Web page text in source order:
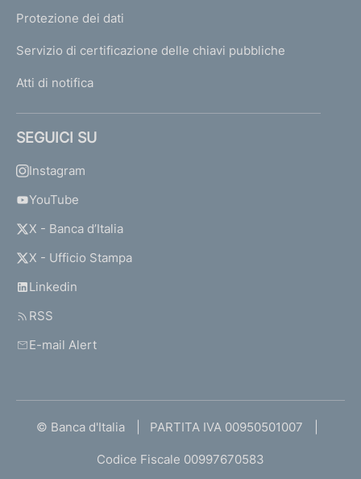
Protezione dei dati
Servizio di certificazione delle chiavi pubbliche
Atti di notifica
SEGUICI SU
Instagram
YouTube
X - Banca d’Italia
X - Ufficio Stampa
Linkedin
RSS
E-mail Alert
© Banca d'Italia PARTITA IVA 00950501007
Codice Fiscale 00997670583